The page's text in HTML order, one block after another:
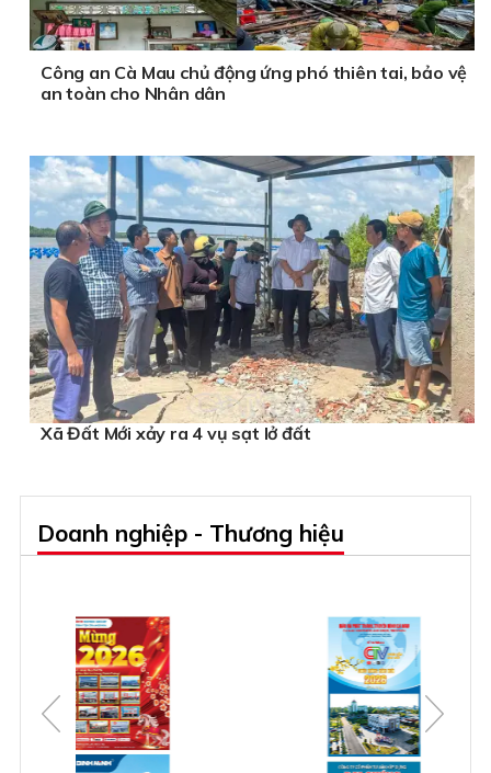
Công an Cà Mau chủ động ứng phó thiên tai, bảo vệ
an toàn cho Nhân dân
Xã Đất Mới xảy ra 4 vụ sạt lở đất
Doanh nghiệp - Thương hiệu